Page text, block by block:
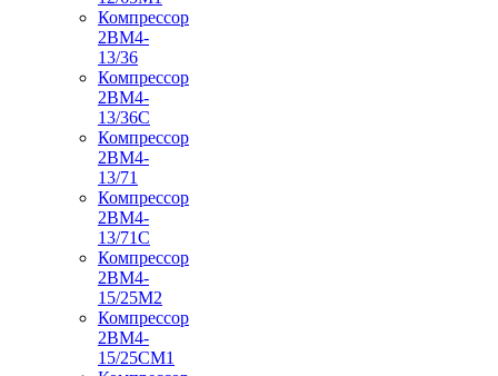
Компрессор
2ВМ4-
13/36
Компрессор
2ВМ4-
13/36С
Компрессор
2ВМ4-
13/71
Компрессор
2ВМ4-
13/71С
Компрессор
2ВМ4-
15/25М2
Компрессор
2ВМ4-
15/25СМ1